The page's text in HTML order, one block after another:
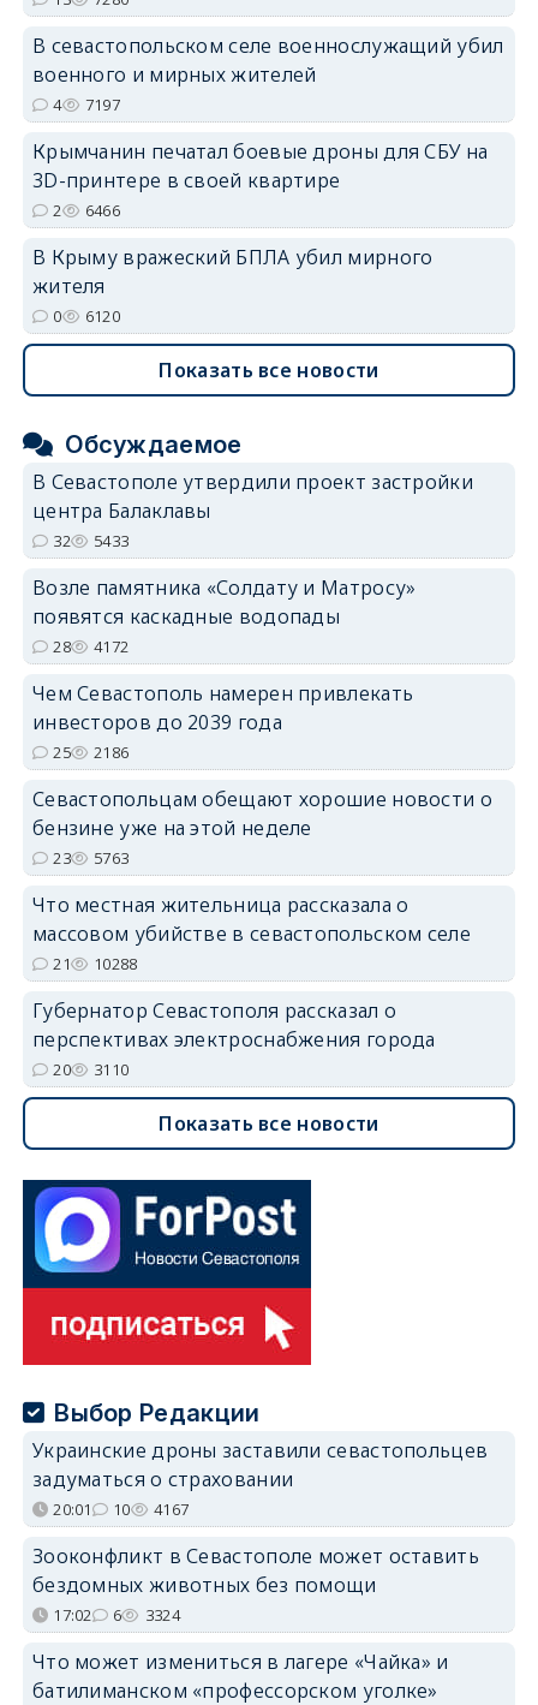
В севастопольском селе военнослужащий убил
военного и мирных жителей
4 7197
Крымчанин печатал боевые дроны для СБУ на
3D-принтере в своей квартире
2 6466
В Крыму вражеский БПЛА убил мирного
жителя
0 6120
Показать все новости
Обсуждаемое
В Севастополе утвердили проект застройки
центра Балаклавы
32 5433
Возле памятника «Солдату и Матросу»
появятся каскадные водопады
28 4172
Чем Севастополь намерен привлекать
инвесторов до 2039 года
25 2186
Севастопольцам обещают хорошие новости о
бензине уже на этой неделе
23 5763
Что местная жительница рассказала о
массовом убийстве в севастопольском селе
21 10288
Губернатор Севастополя рассказал о
перспективах электроснабжения города
20 3110
Показать все новости
Выбор Редакции
Украинские дроны заставили севастопольцев
задуматься о страховании
20:01 10 4167
Зооконфликт в Севастополе может оставить
бездомных животных без помощи
17:02 6 3324
Что может измениться в лагере «Чайка» и
батилиманском «профессорском уголке»